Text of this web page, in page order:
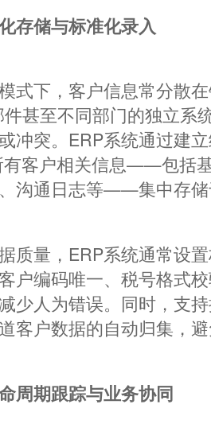
存储与标准化录入
下，客户信息常分散在
甚至不同部门的独立系统
突。ERP系统通过建
有客户相关信息——包括
沟通日志等——集中存
，ERP系统通常设置标准化
户编码唯一、税号格式
人为错误。同时，
客户数据的自动归集，
周期跟踪与业务协同